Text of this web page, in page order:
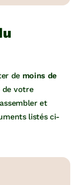
de moins de
de votre
et
listés ci-